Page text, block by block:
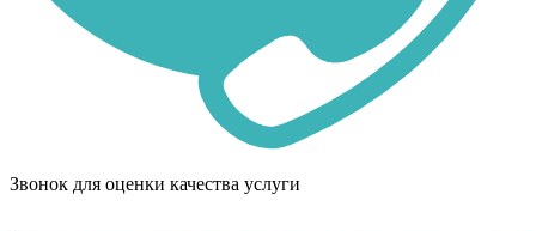
Звонок для оценки качества услуги